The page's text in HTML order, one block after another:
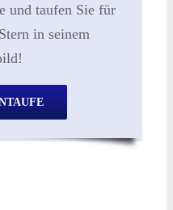
und taufen Sie für
in seinem